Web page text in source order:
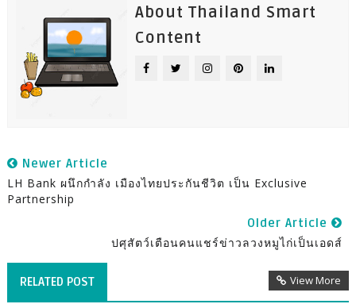
About Thailand Smart
Content
Newer Article
LH Bank ผนึกกำลัง เมืองไทยประกันชีวิต เป็น Exclusive
Partnership
Older Article
ปศุสัตว์เตือนคนแชร์ข่าวลวงหมูไก่เป็นเอดส์
RELATED POST View More